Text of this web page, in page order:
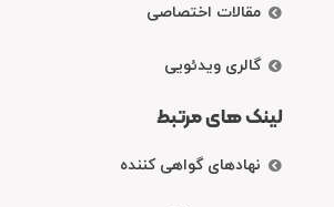
مقالات اختصاصی
گالری ویدئویی
لینک های مرتبط
نهادهای گواهی کننده